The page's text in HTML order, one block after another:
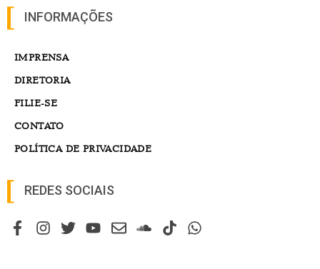
INFORMAÇÕES
IMPRENSA
DIRETORIA
FILIE-SE
CONTATO
POLÍTICA DE PRIVACIDADE
REDES SOCIAIS